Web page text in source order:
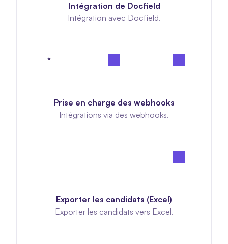
Intégration de Docfield
Intégration avec Docfield.
*
Prise en charge des webhooks
Intégrations via des webhooks.
Exporter les candidats (Excel)
Exporter les candidats vers Excel.